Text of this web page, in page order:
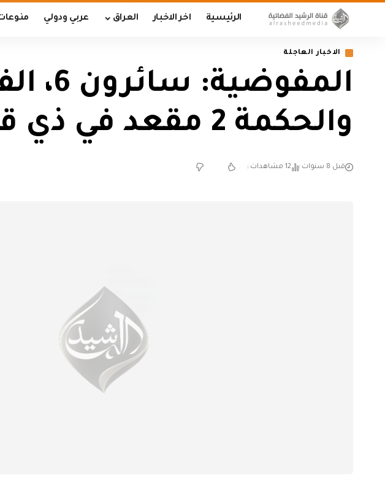
الرئيسية اخر الاخبار العراق عربي ودولي
الاخبار العاجلة
والحكمة 2 مقعد في ذي قار
قبل 8 سنوات 12 مشاهدات